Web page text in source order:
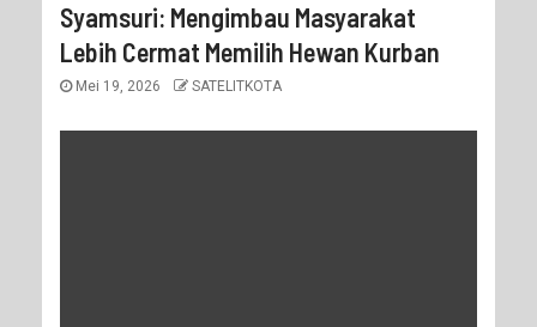
Syamsuri: Mengimbau Masyarakat
Lebih Cermat Memilih Hewan Kurban
Mei 19, 2026 SATELITKOTA